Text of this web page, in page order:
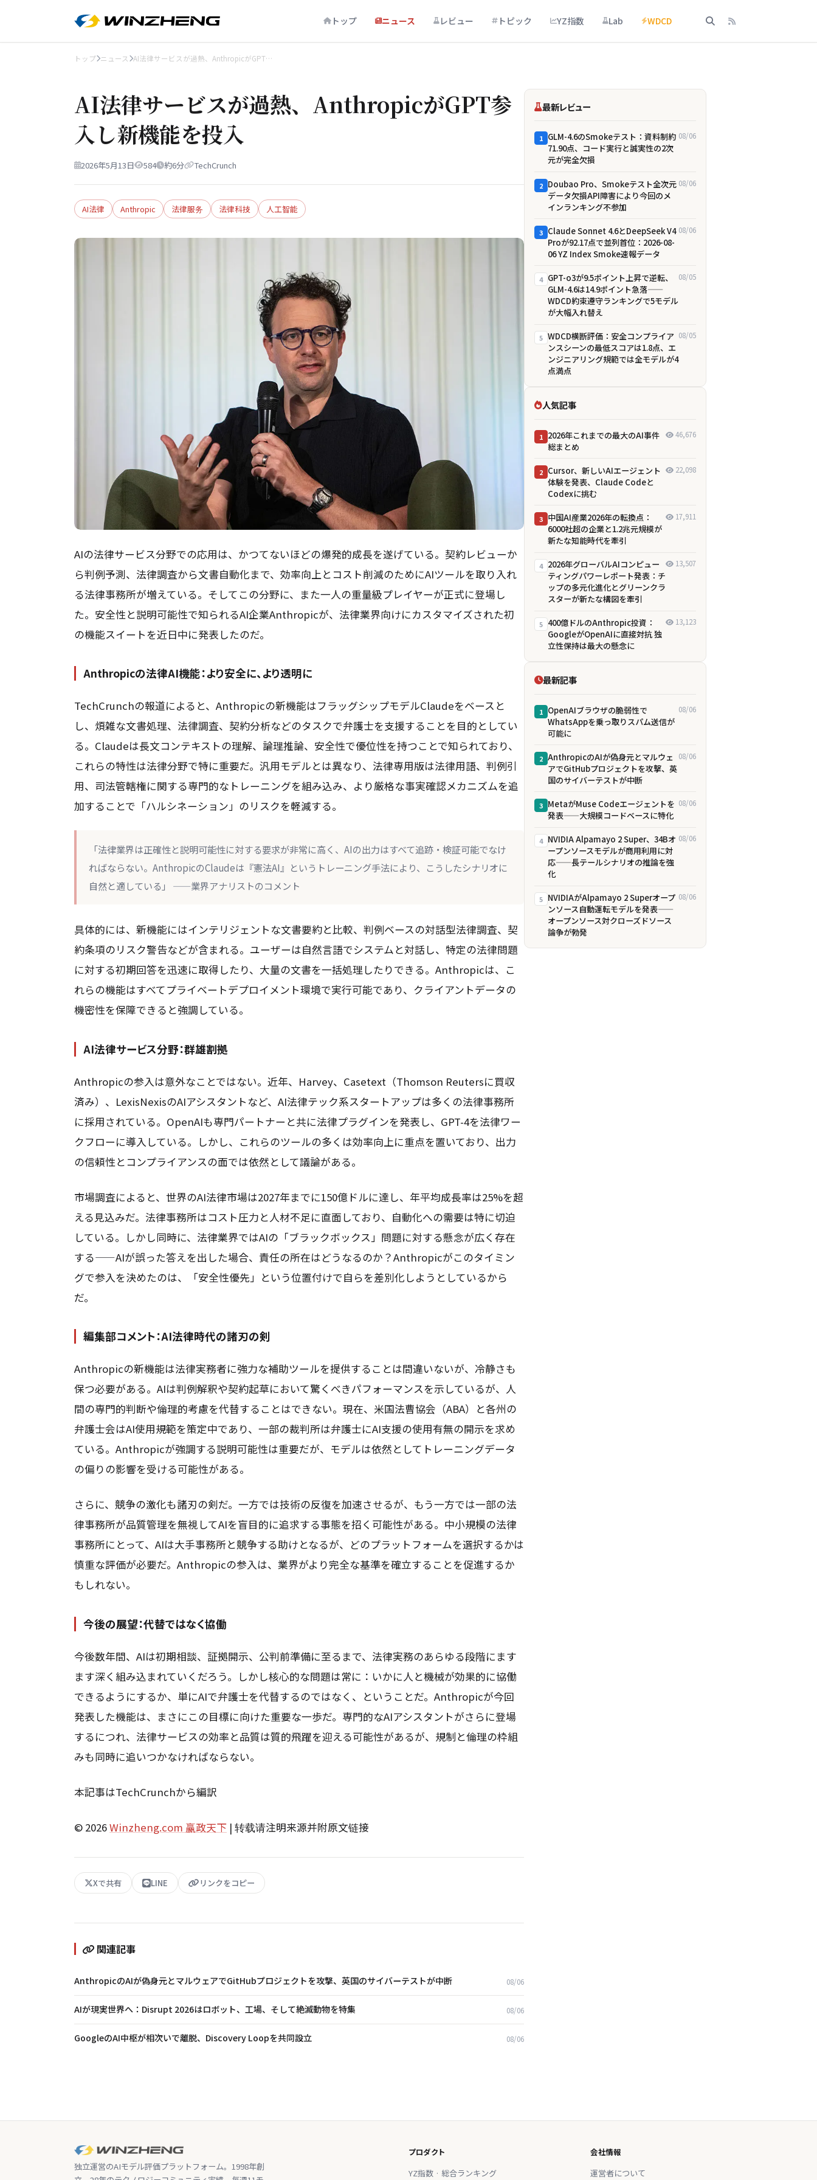
トップ ニュース レビュー トピック YZ指数 Lab WDCD
トップ ニュース AI法律サービスが過熱、AnthropicがGPT…
AI法律サービスが過熱、AnthropicがGPT参
入し新機能を投入
2026年5月13日 584 約6分 TechCrunch
AI法律 Anthropic 法律服务 法律科技 人工智能
AIの法律サービス分野での応用は、かつてないほどの爆発的成長を遂げている。契約レビューか
ら判例予測、法律調査から文書自動化まで、効率向上とコスト削減のためにAIツールを取り入れ
る法律事務所が増えている。そしてこの分野に、また一人の重量級プレイヤーが正式に登場し
た。安全性と説明可能性で知られるAI企業Anthropicが、法律業界向けにカスタマイズされた初
の機能スイートを近日中に発表したのだ。
Anthropicの法律AI機能：より安全に、より透明に
TechCrunchの報道によると、Anthropicの新機能はフラッグシップモデルClaudeをベースと
し、煩雑な文書処理、法律調査、契約分析などのタスクで弁護士を支援することを目的としてい
る。Claudeは長文コンテキストの理解、論理推論、安全性で優位性を持つことで知られており、
これらの特性は法律分野で特に重要だ。汎用モデルとは異なり、法律専用版は法律用語、判例引
用、司法管轄権に関する専門的なトレーニングを組み込み、より厳格な事実確認メカニズムを追
加することで「ハルシネーション」のリスクを軽減する。
「法律業界は正確性と説明可能性に対する要求が非常に高く、AIの出力はすべて追跡・検証可能でなけ
ればならない。AnthropicのClaudeは『憲法AI』というトレーニング手法により、こうしたシナリオに
自然と適している」 ——業界アナリストのコメント
具体的には、新機能にはインテリジェントな文書要約と比較、判例ベースの対話型法律調査、契
約条項のリスク警告などが含まれる。ユーザーは自然言語でシステムと対話し、特定の法律問題
に対する初期回答を迅速に取得したり、大量の文書を一括処理したりできる。Anthropicは、こ
れらの機能はすべてプライベートデプロイメント環境で実行可能であり、クライアントデータの
機密性を保障できると強調している。
AI法律サービス分野：群雄割拠
Anthropicの参入は意外なことではない。近年、Harvey、Casetext（Thomson Reutersに買収
済み）、LexisNexisのAIアシスタントなど、AI法律テック系スタートアップは多くの法律事務所
に採用されている。OpenAIも専門パートナーと共に法律プラグインを発表し、GPT-4を法律ワー
クフローに導入している。しかし、これらのツールの多くは効率向上に重点を置いており、出力
の信頼性とコンプライアンスの面では依然として議論がある。
市場調査によると、世界のAI法律市場は2027年までに150億ドルに達し、年平均成長率は25%を超
える見込みだ。法律事務所はコスト圧力と人材不足に直面しており、自動化への需要は特に切迫
している。しかし同時に、法律業界ではAIの「ブラックボックス」問題に対する懸念が広く存在
する——AIが誤った答えを出した場合、責任の所在はどうなるのか？Anthropicがこのタイミン
グで参入を決めたのは、「安全性優先」という位置付けで自らを差別化しようとしているから
だ。
編集部コメント：AI法律時代の諸刃の剣
Anthropicの新機能は法律実務者に強力な補助ツールを提供することは間違いないが、冷静さも
保つ必要がある。AIは判例解釈や契約起草において驚くべきパフォーマンスを示しているが、人
間の専門的判断や倫理的考慮を代替することはできない。現在、米国法曹協会（ABA）と各州の
弁護士会はAI使用規範を策定中であり、一部の裁判所は弁護士にAI支援の使用有無の開示を求め
ている。Anthropicが強調する説明可能性は重要だが、モデルは依然としてトレーニングデータ
の偏りの影響を受ける可能性がある。
さらに、競争の激化も諸刃の剣だ。一方では技術の反復を加速させるが、もう一方では一部の法
律事務所が品質管理を無視してAIを盲目的に追求する事態を招く可能性がある。中小規模の法律
事務所にとって、AIは大手事務所と競争する助けとなるが、どのプラットフォームを選択するかは
慎重な評価が必要だ。Anthropicの参入は、業界がより完全な基準を確立することを促進するか
もしれない。
今後の展望：代替ではなく協働
今後数年間、AIは初期相談、証拠開示、公判前準備に至るまで、法律実務のあらゆる段階にます
ます深く組み込まれていくだろう。しかし核心的な問題は常に：いかに人と機械が効果的に協働
できるようにするか、単にAIで弁護士を代替するのではなく、ということだ。Anthropicが今回
発表した機能は、まさにこの目標に向けた重要な一歩だ。専門的なAIアシスタントがさらに登場
するにつれ、法律サービスの効率と品質は質的飛躍を迎える可能性があるが、規制と倫理の枠組
みも同時に追いつかなければならない。
本記事はTechCrunchから編訳
© 2026Winzheng.com 赢政天下 | 转载请注明来源并附原文链接
Xで共有 LINE リンクをコピー
関連記事
AnthropicのAIが偽身元とマルウェアでGitHubプロジェクトを攻撃、英国のサイバーテストが中断 08/06
AIが現実世界へ：Disrupt 2026はロボット、工場、そして絶滅動物を特集 08/06
GoogleのAI中枢が相次いで離脱、Discovery Loopを共同設立 08/06
最新レビュー
1 GLM-4.6のSmokeテスト：資料制約
71.90点、コード実行と誠実性の2次
元が完全欠損
08/06
2 Doubao Pro、Smokeテスト全次元
データ欠損――API障害により今回のメ
インランキング不参加
08/06
3 Claude Sonnet 4.6とDeepSeek V4
Proが92.17点で並列首位：2026-08-
06 YZ Index Smoke速報データ
08/06
4 GPT-o3が9.5ポイント上昇で逆転、
GLM-4.6は14.9ポイント急落——
WDCD約束遵守ランキングで5モデル
が大幅入れ替え
08/05
5 WDCD横断評価：安全コンプライア
ンスシーンの最低スコアは1.8点、エ
ンジニアリング規範では全モデルが4
点満点
08/05
人気記事
1 2026年これまでの最大のAI事件
総まとめ
46,676
2 Cursor、新しいAIエージェント
体験を発表、Claude Codeと
Codexに挑む
22,098
3 中国AI産業2026年の転換点：
6000社超の企業と1.2兆元規模が
新たな知能時代を牽引
17,911
4 2026年グローバルAIコンピュー
ティングパワーレポート発表：チ
ップの多元化進化とグリーンクラ
スターが新たな構図を牽引
13,507
5 400億ドルのAnthropic投資：
GoogleがOpenAIに直接対抗 独
立性保持は最大の懸念に
13,123
最新記事
1 OpenAIブラウザの脆弱性で
WhatsAppを乗っ取りスパム送信が
可能に
08/06
2 AnthropicのAIが偽身元とマルウェ
アでGitHubプロジェクトを攻撃、英
国のサイバーテストが中断
08/06
3 MetaがMuse Codeエージェントを
発表——大規模コードベースに特化
08/06
4 NVIDIA Alpamayo 2 Super、34Bオ
ープンソースモデルが商用利用に対
応——長テールシナリオの推論を強
化
08/06
5 NVIDIAがAlpamayo 2 Superオープ
ンソース自動運転モデルを発表——
オープンソース対クローズドソース
論争が勃発
08/06
独立運営のAIモデル評価プラットフォーム。1998年創
プロダクト
YZ指数 · 総合ランキング
会社情報
運営者について